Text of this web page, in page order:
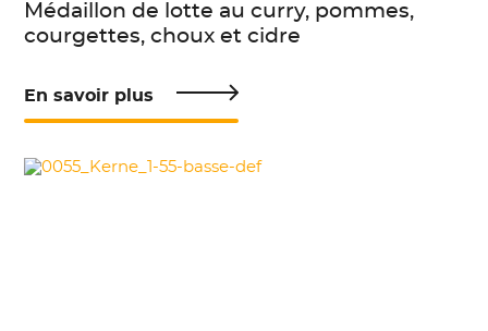
Médaillon de lotte au curry, pommes,
courgettes, choux et cidre
En savoir plus